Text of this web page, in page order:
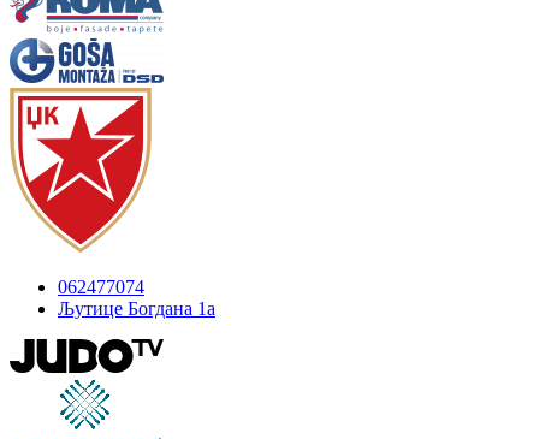
062477074
Љутице Богдана 1а